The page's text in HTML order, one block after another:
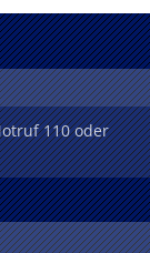
110 oder